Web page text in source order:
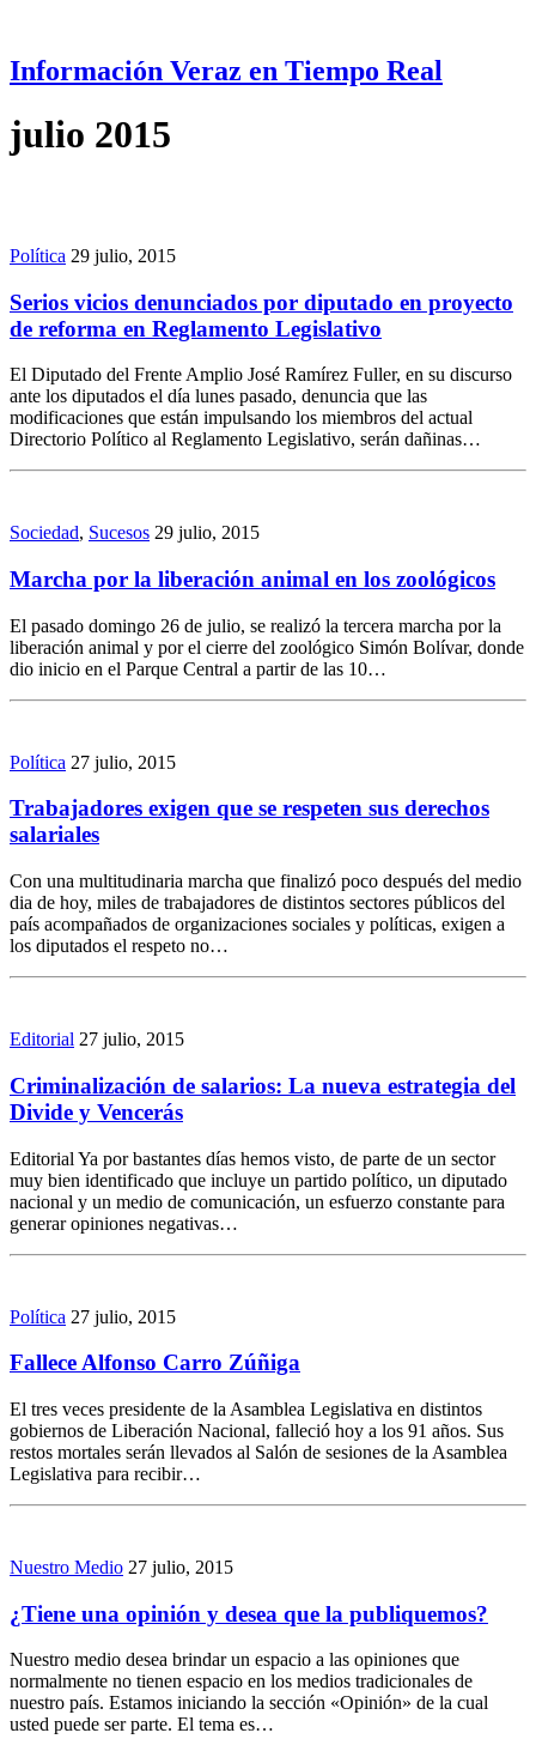
Información Veraz en Tiempo Real
julio 2015
Política 29 julio, 2015
Serios vicios denunciados por diputado en proyecto
de reforma en Reglamento Legislativo
El Diputado del Frente Amplio José Ramírez Fuller, en su discurso
ante los diputados el día lunes pasado, denuncia que las
modificaciones que están impulsando los miembros del actual
Directorio Político al Reglamento Legislativo, serán dañinas…
Sociedad, Sucesos 29 julio, 2015
Marcha por la liberación animal en los zoológicos
El pasado domingo 26 de julio, se realizó la tercera marcha por la
liberación animal y por el cierre del zoológico Simón Bolívar, donde
dio inicio en el Parque Central a partir de las 10…
Política 27 julio, 2015
Trabajadores exigen que se respeten sus derechos
salariales
Con una multitudinaria marcha que finalizó poco después del medio
dia de hoy, miles de trabajadores de distintos sectores públicos del
país acompañados de organizaciones sociales y políticas, exigen a
los diputados el respeto no…
Editorial 27 julio, 2015
Criminalización de salarios: La nueva estrategia del
Divide y Vencerás
Editorial Ya por bastantes días hemos visto, de parte de un sector
muy bien identificado que incluye un partido político, un diputado
nacional y un medio de comunicación, un esfuerzo constante para
generar opiniones negativas…
Política 27 julio, 2015
Fallece Alfonso Carro Zúñiga
El tres veces presidente de la Asamblea Legislativa en distintos
gobiernos de Liberación Nacional, falleció hoy a los 91 años. Sus
restos mortales serán llevados al Salón de sesiones de la Asamblea
Legislativa para recibir…
Nuestro Medio 27 julio, 2015
¿Tiene una opinión y desea que la publiquemos?
Nuestro medio desea brindar un espacio a las opiniones que
normalmente no tienen espacio en los medios tradicionales de
nuestro país. Estamos iniciando la sección «Opinión» de la cual
usted puede ser parte. El tema es…